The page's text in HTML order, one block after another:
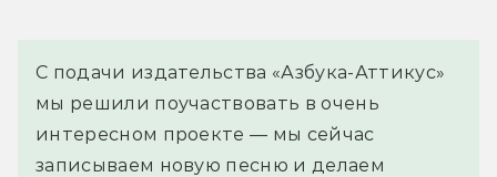
С подачи издательства «Азбука-Аттикус»
мы решили поучаствовать в очень
интересном проекте — мы сейчас
записываем новую песню и делаем